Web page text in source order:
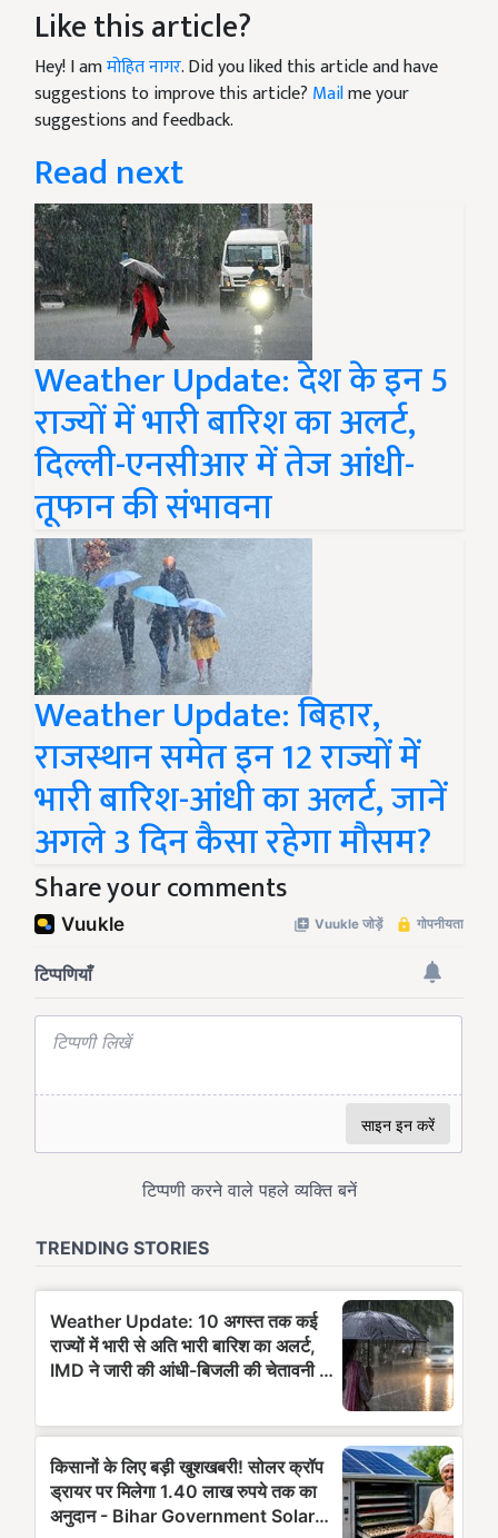
Like this article?
Hey! I amमोहित नागर. Did you liked this article and have
suggestions to improve this article? Mailme your
suggestions and feedback.
Read next
Weather Update: देश के इन 5
राज्यों में भारी बारिश का अलर्ट,
दिल्ली-एनसीआर में तेज आंधी-
तूफान की संभावना
Weather Update: बिहार,
राजस्थान समेत इन 12 राज्यों में
भारी बारिश-आंधी का अलर्ट, जानें
अगले 3 दिन कैसा रहेगा मौसम?
Share your comments